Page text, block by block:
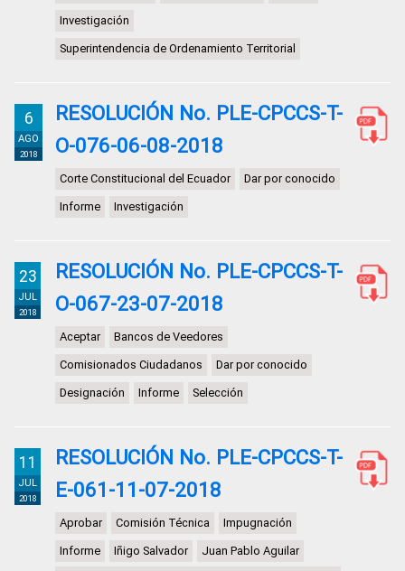
Investigación
Superintendencia de Ordenamiento Territorial
6
AGO
2018
RESOLUCIÓN No. PLE-CPCCS-T-
O-076-06-08-2018
Corte Constitucional del Ecuador Dar por conocido
Informe Investigación
23
JUL
2018
RESOLUCIÓN No. PLE-CPCCS-T-
O-067-23-07-2018
Aceptar Bancos de Veedores
Comisionados Ciudadanos Dar por conocido
Designación Informe Selección
11
JUL
2018
RESOLUCIÓN No. PLE-CPCCS-T-
E-061-11-07-2018
Aprobar Comisión Técnica Impugnación
Informe Iñigo Salvador
Juan Pablo Aguilar